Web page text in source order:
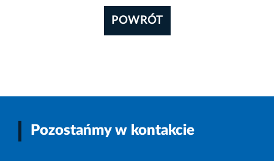
POWRÓT
Pozostańmy w kontakcie